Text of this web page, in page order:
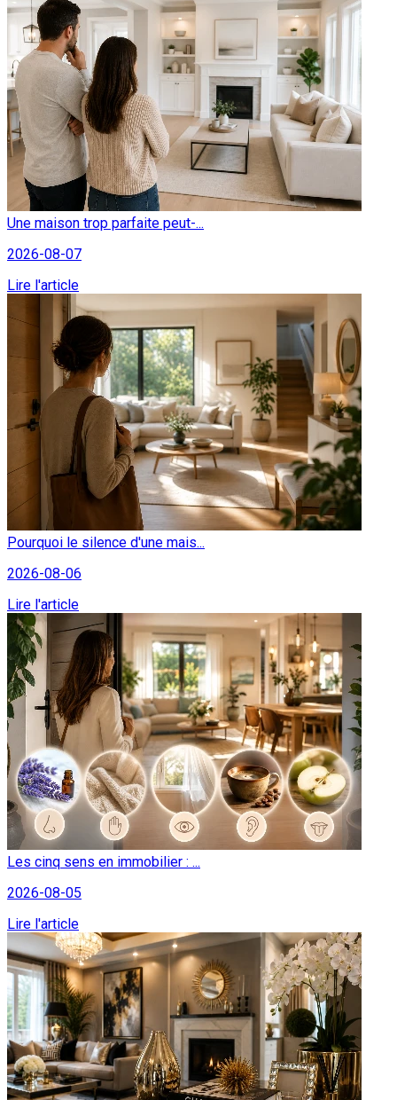
Une maison trop parfaite peut-...
2026-08-07
Lire l'article
Pourquoi le silence d'une mais...
2026-08-06
Lire l'article
Les cinq sens en immobilier : ...
2026-08-05
Lire l'article